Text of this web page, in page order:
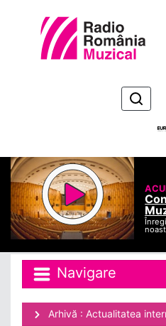
Navigare
Arhivă : Actualitatea